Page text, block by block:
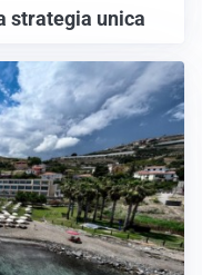
strategia unica